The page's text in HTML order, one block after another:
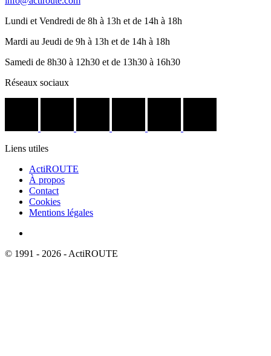
Lundi et Vendredi de 8h à 13h et de 14h à 18h
Mardi au Jeudi de 9h à 13h et de 14h à 18h
Samedi de 8h30 à 12h30 et de 13h30 à 16h30
Réseaux sociaux
Liens utiles
ActiROUTE
À propos
Contact
Cookies
Mentions légales
© 1991 - 2026 - ActiROUTE